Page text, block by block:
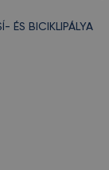
ÉS BICIKLIPÁLYA